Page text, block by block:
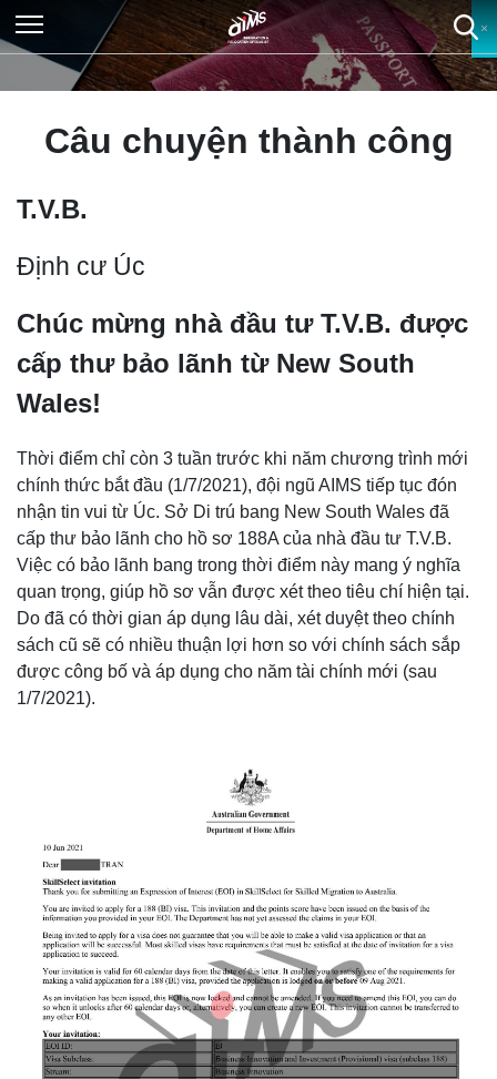
Câu chuyện thành công
T.V.B.
Định cư Úc
Chúc mừng nhà đầu tư T.V.B. được
cấp thư bảo lãnh từ New South
Wales!
Thời điểm chỉ còn 3 tuần trước khi năm chương trình mới
chính thức bắt đầu (1/7/2021), đội ngũ AIMS tiếp tục đón
nhận tin vui từ Úc. Sở Di trú bang New South Wales đã
cấp thư bảo lãnh cho hồ sơ 188A của nhà đầu tư T.V.B.
Việc có bảo lãnh bang trong thời điểm này mang ý nghĩa
quan trọng, giúp hồ sơ vẫn được xét theo tiêu chí hiện tại.
Do đã có thời gian áp dụng lâu dài, xét duyệt theo chính
sách cũ sẽ có nhiều thuận lợi hơn so với chính sách sắp
được công bố và áp dụng cho năm tài chính mới (sau
1/7/2021).
×
×
×
×